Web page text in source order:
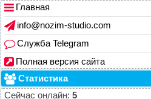
Главная
info@nozim-studio.com
Служба Telegram
Полная версия сайта
Статистика
Сейчас онлайн: 5